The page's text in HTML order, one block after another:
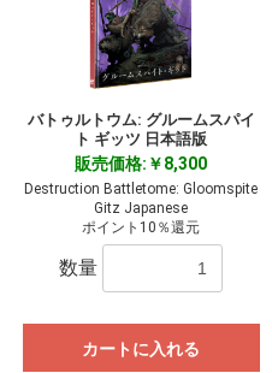
バトゥルトウム: グルームスパイ
ト ギッツ 日本語版
販売価格:￥8,300
Destruction Battletome: Gloomspite
Gitz Japanese
ポイント10％還元
数量
カートに入れる